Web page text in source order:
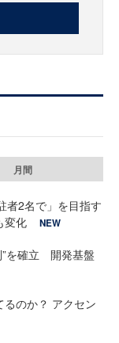
月間
者2名で」を目指す
変化
NEW
”を確立 開発基盤
のか？ アクセン